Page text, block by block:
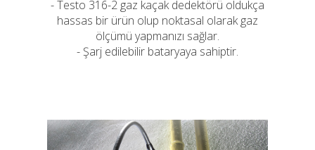
- Testo 316-2 gaz kaçak dedektörü oldukça
hassas bir ürün olup noktasal olarak gaz
ölçümü yapmanızı sağlar.
- Şarj edilebilir bataryaya sahiptir.